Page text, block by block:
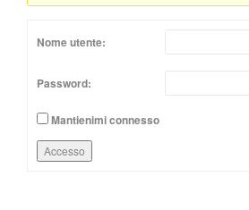
Nome utente:
Password:
Mantienimi connesso
Accesso